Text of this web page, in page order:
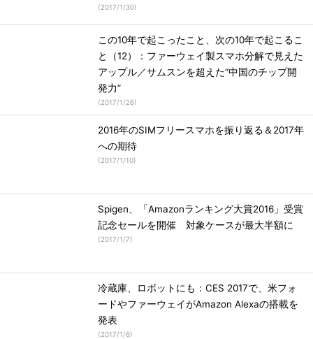
(2017/1/30)
この10年で起こったこと、次の10年で起こるこ
と（12）：ファーウェイ製スマホ分解で見えた
アップル／サムスンを超えた“中国のチップ開
発力”
(2017/1/26)
2016年のSIMフリースマホを振り返る＆2017年
への期待
(2017/1/10)
Spigen、「Amazonランキング大賞2016」受賞
記念セールを開催 対象ケースが最大半額に
(2017/1/7)
冷蔵庫、ロボットにも：CES 2017で、米フォ
ードやファーウェイがAmazon Alexaの搭載を
発表
(2017/1/6)